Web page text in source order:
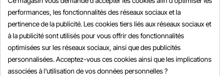
25. Utilisation Sûre et Légale
Les outils de diagnostic et logiciels doivent être utilisés
uniquement par des personnes disposant des
connaissances, de la formation, des autorisations et de la
compréhension appropriées des systèmes du véhicule
performances, les fonctionnalités des réseaux sociaux et la
pertinence de la publicité. Les cookies tiers liés aux réseaux sociaux et
à la publicité sont utilisés pour vous offrir des fonctionnalités
optimisées sur les réseaux sociaux, ainsi que des publicités
personnalisées. Acceptez-vous ces cookies ainsi que les implications
associées à l'utilisation de vos données personnelles ?